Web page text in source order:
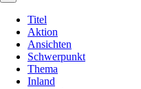
Titel
Aktion
Ansichten
Schwerpunkt
Thema
Inland